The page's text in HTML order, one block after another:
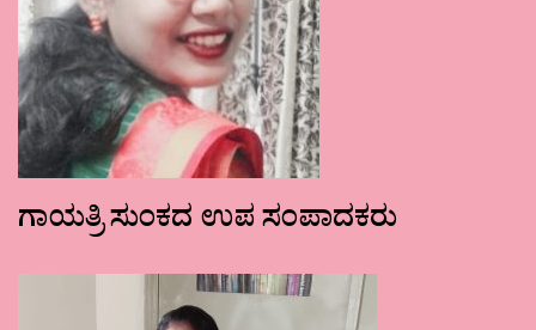
ಗಾಯತ್ರಿ ಸುಂಕದ ಉಪ ಸಂಪಾದಕರು